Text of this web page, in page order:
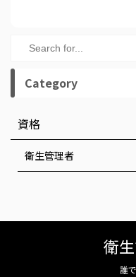
Category
資格
衛生管理者
衛
誰